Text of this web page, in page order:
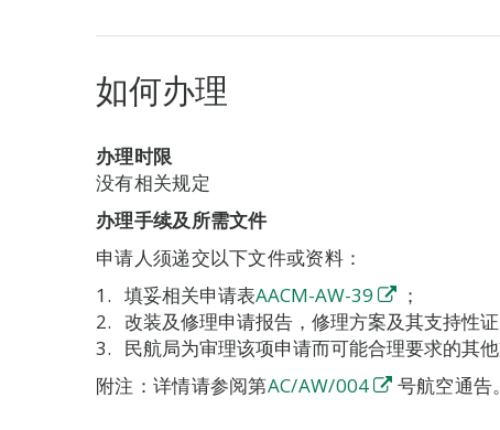
如何办理
办理时限
没有相关规定
办理手续及所需文件
申请人须递交以下文件或资料：
填妥相关申请表AACM-AW-39
；
改装及修理申请报告，修理方案及其支持性证
民航局为审理该项申请而可能合理要求的其他
附注：详情请参阅第AC/AW/004 号航空通告。